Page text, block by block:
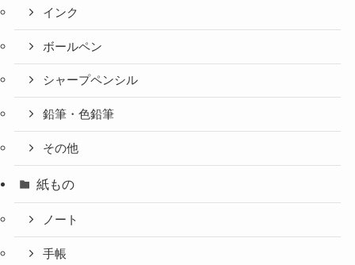
インク
ボールペン
シャープペンシル
鉛筆・色鉛筆
その他
紙もの
ノート
手帳